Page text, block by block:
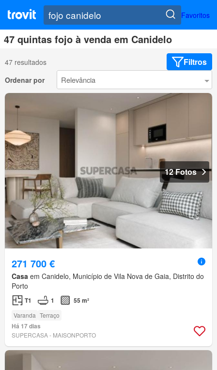
Favoritos
47 quintas fojo à venda em Canidelo
47 resultados Filtros
Ordenar por
12 Fotos
271 700 €
Casa em Canidelo, Município de Vila Nova de Gaia, Distrito do
Porto
T1 1 55 m²
Varanda Terraço
Há 17 dias
SUPERCASA - MAISONPORTO